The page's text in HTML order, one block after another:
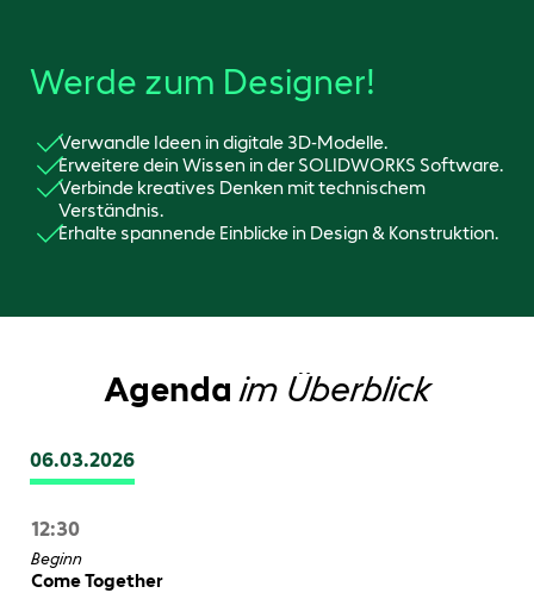
Werde zum Designer!
Verwandle Ideen in digitale 3D-Modelle.
Erweitere dein Wissen in der SOLIDWORKS Software.
Verbinde kreatives Denken mit technischem
Verständnis.
Erhalte spannende Einblicke in Design & Konstruktion.
Agenda im Überblick
06.03.2026
12:30
Beginn
Come Together